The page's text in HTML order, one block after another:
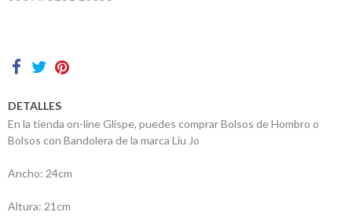
DETALLES
En la tienda on-line Glispe, puedes comprar Bolsos de Hombro o
Bolsos con Bandolera de la marca Liu Jo
Ancho: 24cm
Altura: 21cm